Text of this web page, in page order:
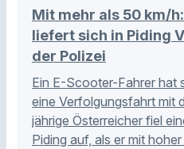
Mit mehr als 50 km/
liefert sich in Piding
der Polizei
Ein E-Scooter-Fahrer hat
eine Verfolgungsfahrt mit
jährige Österreicher fiel
Piding auf, als er mit